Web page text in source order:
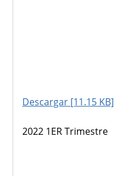
Descargar [11.15 KB]
2022 1ER Trimestre